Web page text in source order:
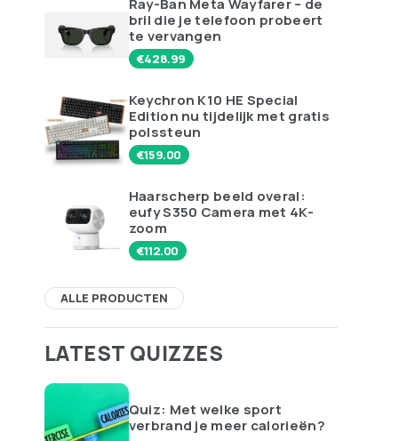
Ray-Ban Meta Wayfarer – de
bril die je telefoon probeert
te vervangen
€428.99
Keychron K10 HE Special
Edition nu tijdelijk met gratis
polssteun
€159.00
Haarscherp beeld overal:
eufy S350 Camera met 4K-
zoom
€112.00
ALLE PRODUCTEN
LATEST QUIZZES
Quiz: Met welke sport
verbrand je meer calorieën?